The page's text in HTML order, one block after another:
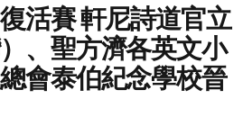
活賽 軒尼詩道官立
、聖方濟各英文小
會泰伯紀念學校晉